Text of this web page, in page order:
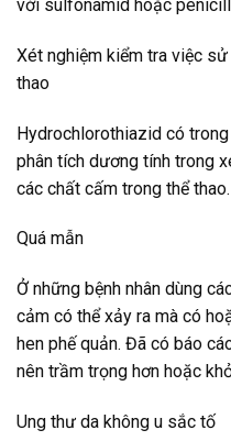
với sulfonamid hoặc
Xét nghiệm kiểm tra việc
thao
Hydrochlorothiazid có
phân tích dương tính trong
các chất cấm trong thể thao.
Quá mẫn
Ở những bệnh nhân dùng
cảm có thể xảy ra mà có
hen phế quản. Đã có báo
nên trầm trọng hơn hoặc
Ung thư da không u sắc tố